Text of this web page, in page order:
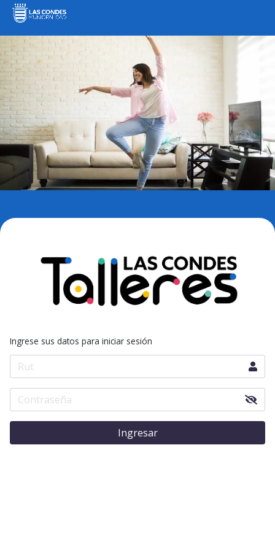
Ingrese sus datos para iniciar sesión
Ingresar